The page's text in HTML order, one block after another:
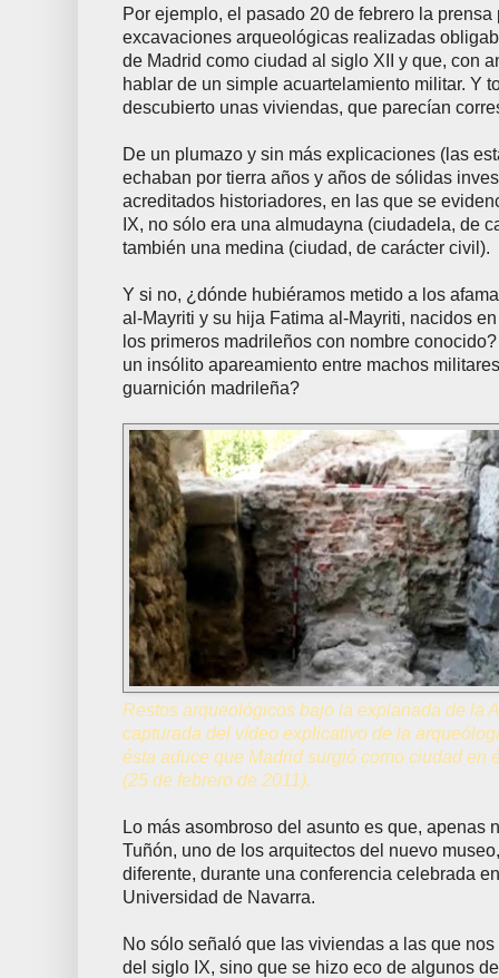
Por ejemplo, el pasado 20 de febrero la
excavaciones arqueológicas realizadas
de Madrid como ciudad al siglo XII y que, con
hablar de un simple acuartelamiento militar. Y
descubierto unas viviendas, que parecían
De un plumazo y sin más explicaciones (las
echaban por tierra años y años de sólidas
acreditados historiadores, en las que se
IX, no sólo era una almudayna (ciudadela, de
también una medina (ciudad, de carácter civil).
Y si no, ¿dónde hubiéramos metido a los
al-Mayriti y su hija Fatima al-Mayriti, nacidos
los primeros madrileños con nombre
un insólito apareamiento entre machos
guarnición madrileña?
Restos arqueológicos bajo la explanada de la
capturada del vídeo explicativo de la
ésta aduce que Madrid surgió como ciudad en
(25 de febrero de 2011).
Lo más asombroso del asunto es que, apenas
Tuñón, uno de los arquitectos del nuevo
diferente, durante una conferencia celebrada
Universidad de Navarra.
No sólo señaló que las viviendas a las que
del siglo IX, sino que se hizo eco de algunos